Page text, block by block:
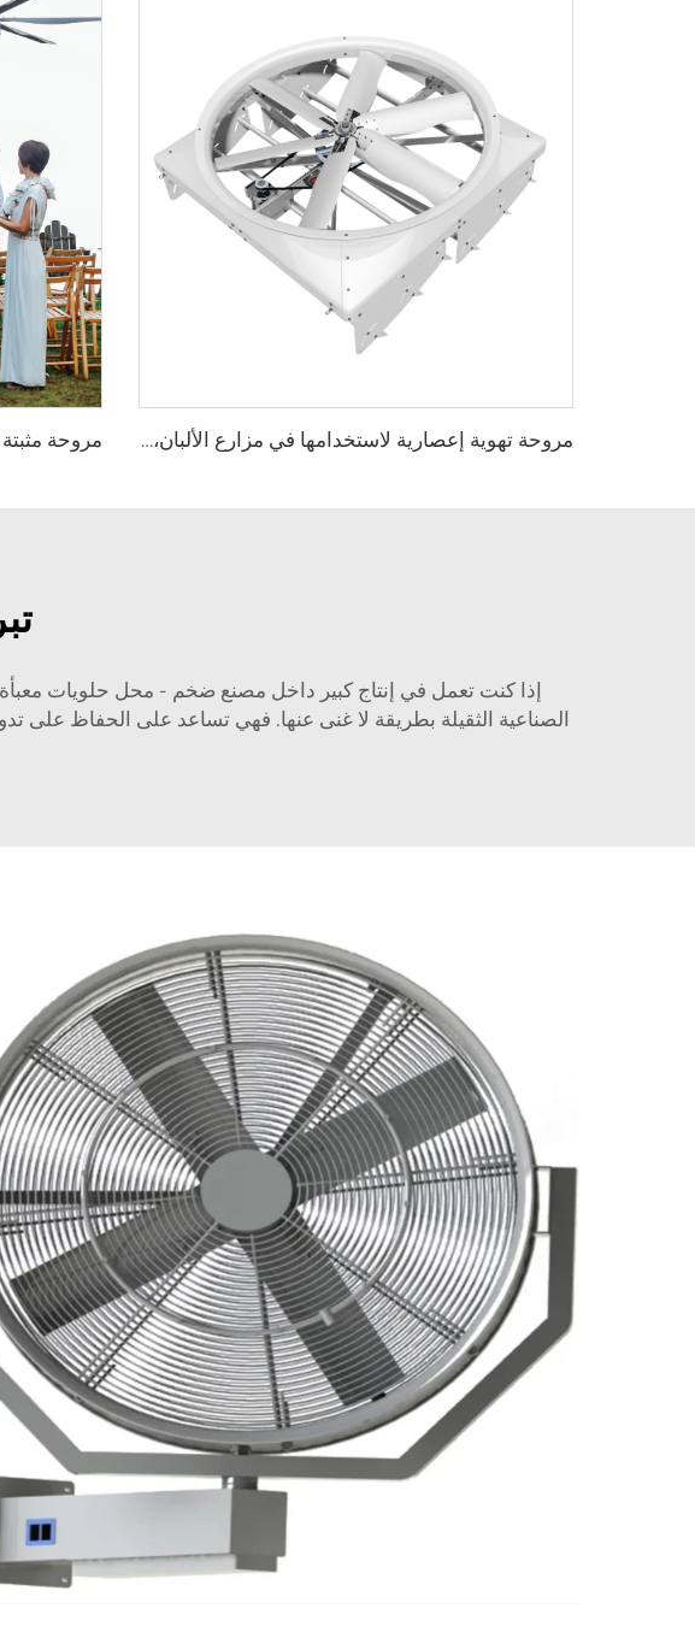
مروحة تهوية إعصارية لاستخدامها في مزارع الألبان، قطر 72 بوصة، مصنوعة من الفولاذ المقاوم للصدأ، تحتوي على 6 قطع
إذا كنت تعمل في إنتاج كبير داخل مصنع ضخم - محل حلويات
الصناعية الثقيلة بطريقة لا غنى عنها. فهي تساعد على الحفاظ على